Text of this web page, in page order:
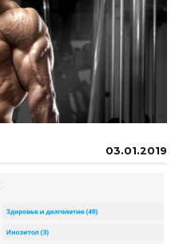
03.01.2019